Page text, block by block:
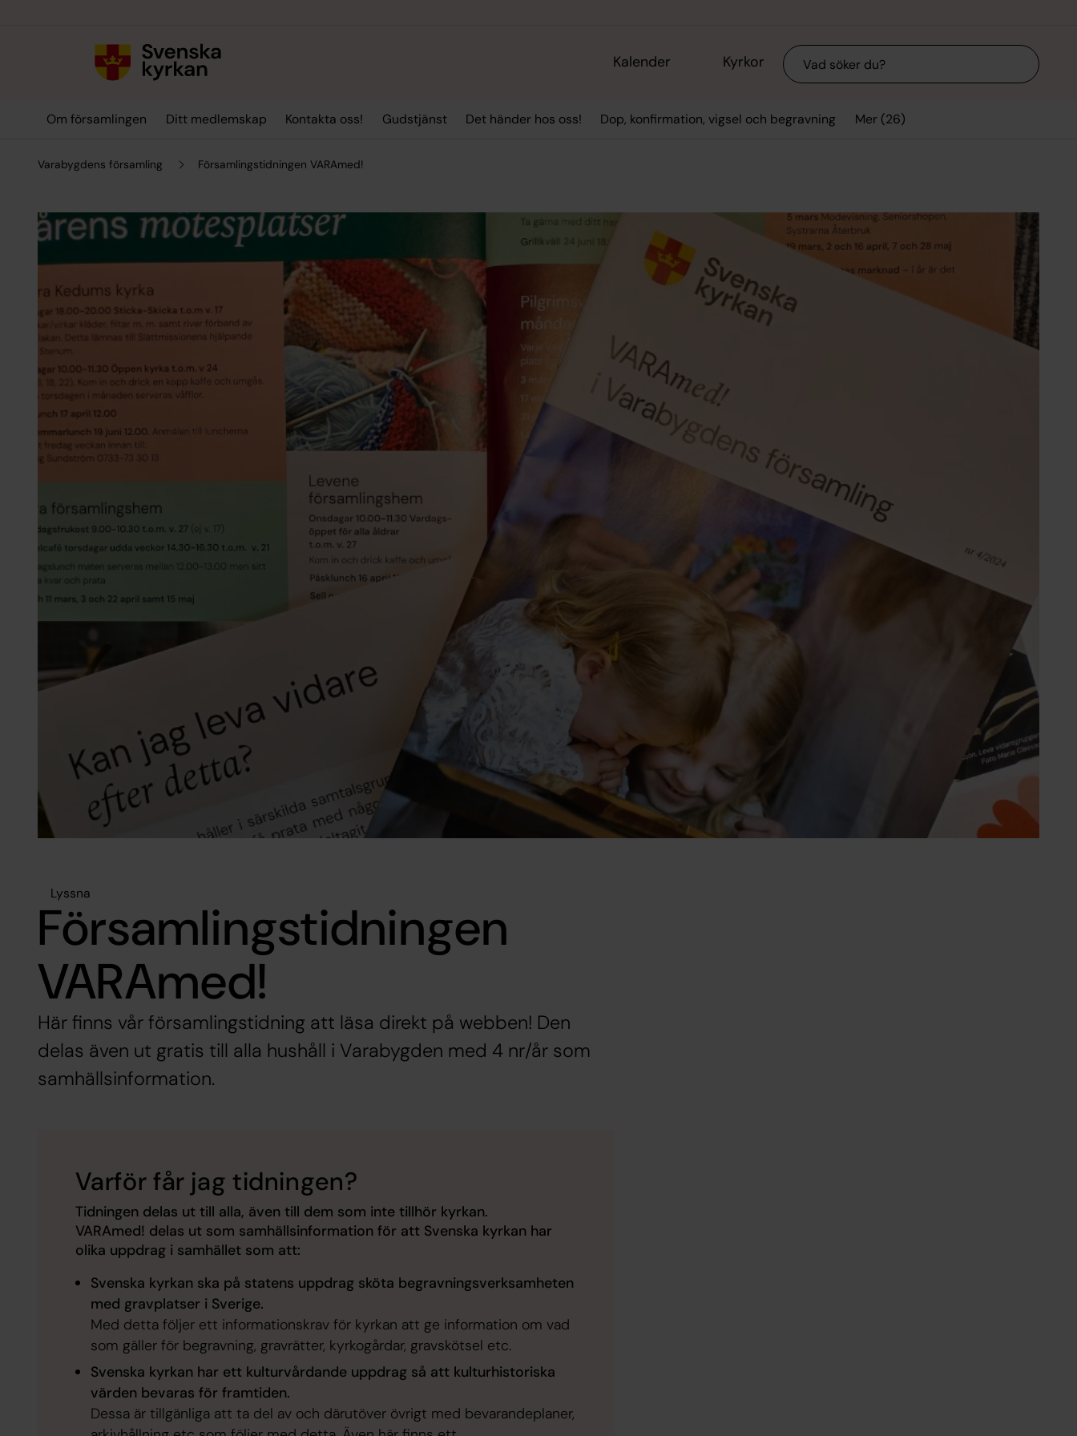
Kalender Kyrkor Sök
Om församlingen Ditt medlemskap Kontakta oss! Gudstjänst Det händer hos oss! Dop, konfirmation, vigsel och begravning Mer (26)
Varabygdens församling Församlingstidningen VARAmed!
Lyssna
Församlingstidningen
VARAmed!
Här finns vår församlingstidning att läsa direkt på webben! Den
delas även ut gratis till alla hushåll i Varabygden med 4 nr/år som
samhällsinformation.
Varför får jag tidningen?
Tidningen delas ut till alla, även till dem som inte tillhör kyrkan.
VARAmed! delas ut som samhällsinformation för att Svenska kyrkan har
olika uppdrag i samhället som att:
Svenska kyrkan ska på statens uppdrag sköta begravningsverksamheten
med gravplatser i Sverige.
Med detta följer ett informationskrav för kyrkan att ge information om vad
som gäller för begravning, gravrätter, kyrkogårdar, gravskötsel etc.
Svenska kyrkan har ett kulturvårdande uppdrag så att kulturhistoriska
värden bevaras för framtiden.
Dessa är tillgänliga att ta del av och därutöver övrigt med bevarandeplaner,